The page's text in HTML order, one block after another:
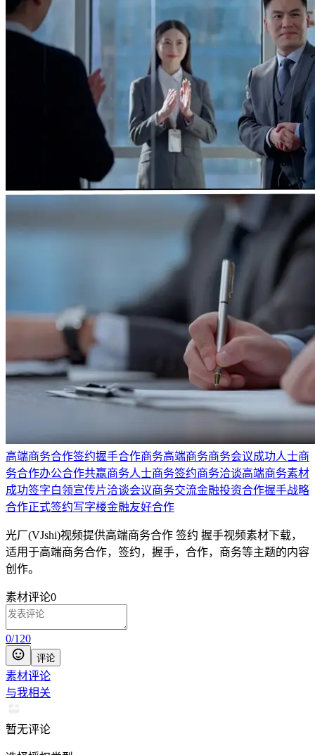
高端商务合作签约握手合作商务高端商务商务会议成功人士商
务合作办公合作共赢商务人士商务签约商务洽谈高端商务素材
成功签字白领宣传片洽谈会议商务交流金融投资合作握手战略
合作正式签约写字楼金融友好合作
光厂(VJshi)视频提供高端商务合作 签约 握手视频素材下载，
适用于高端商务合作，签约，握手，合作，商务等主题的内容
创作。
素材评论0
0/120
评论
素材评论
与我相关
暂无评论